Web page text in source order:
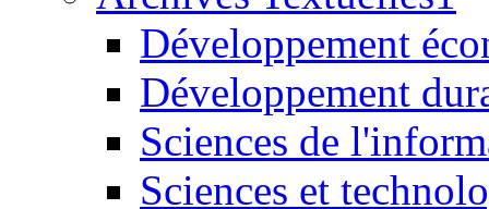
Développement
Développement
Sciences de
Sciences et